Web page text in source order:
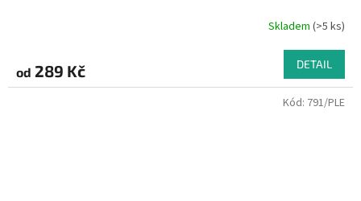
Skladem (>5 ks)
od 289 Kč DETAIL
Kód: 791/PLE